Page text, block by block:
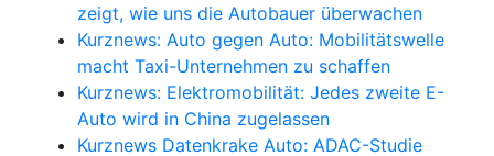
zeigt, wie uns die Autobauer überwachen
Kurznews: Auto gegen Auto: Mobilitätswelle
macht Taxi-Unternehmen zu schaffen
Kurznews: Elektromobilität: Jedes zweite E-
Auto wird in China zugelassen
Kurznews Datenkrake Auto: ADAC-Studie